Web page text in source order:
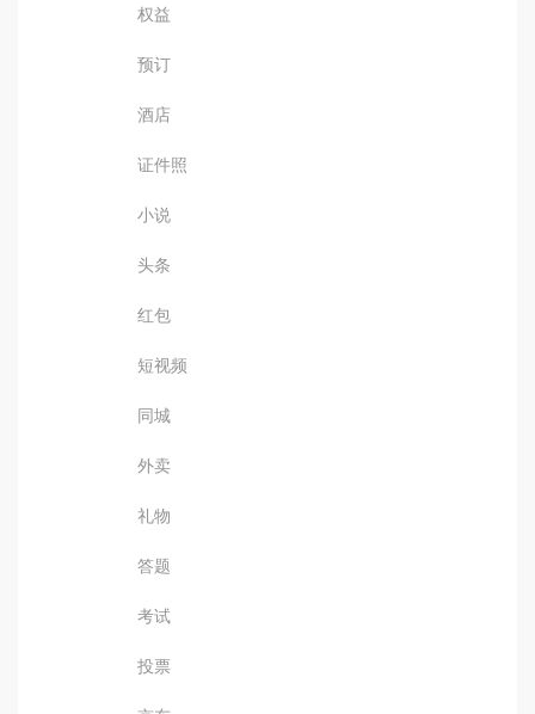
权益
预订
酒店
证件照
小说
头条
红包
短视频
同城
外卖
礼物
答题
考试
投票